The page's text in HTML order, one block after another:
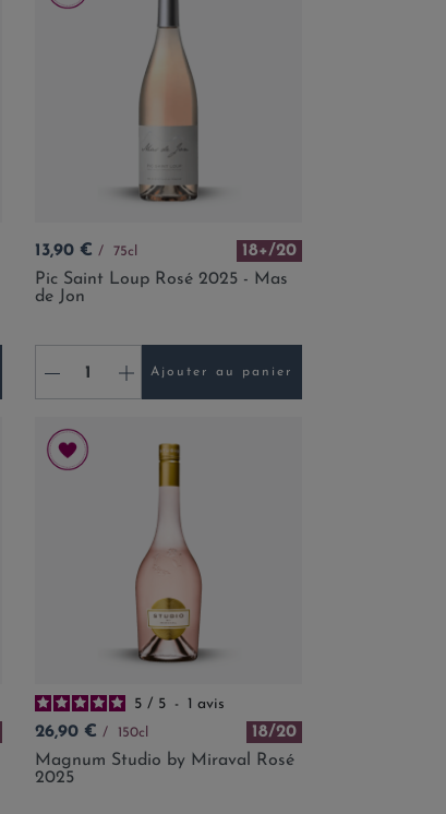
Prix
13,90 € 75cl
18+/20
Pic Saint Loup Rosé 2025 - Mas
de Jon
- + Ajouter au panier
5 / 5 - 1 avis
Prix
26,90 € 150cl
18/20
Magnum Studio by Miraval Rosé
2025